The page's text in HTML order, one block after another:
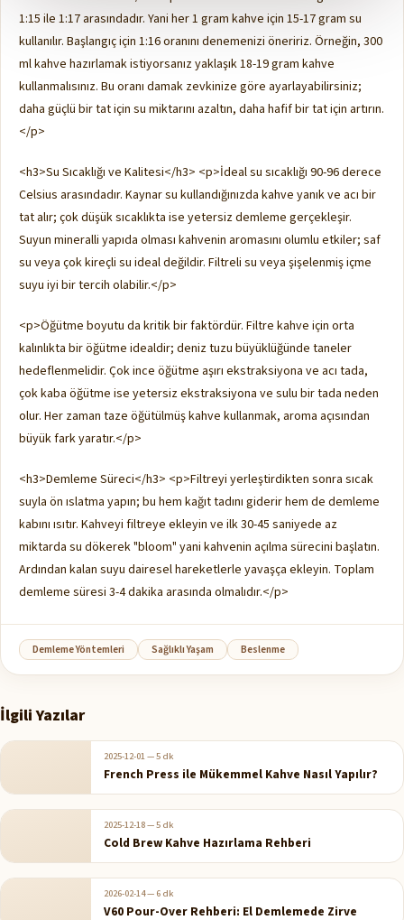
1:15 ile 1:17 arasındadır. Yani her 1 gram kahve için 15-17 gram su
kullanılır. Başlangıç için 1:16 oranını denemenizi öneririz. Örneğin, 300
ml kahve hazırlamak istiyorsanız yaklaşık 18-19 gram kahve
kullanmalısınız. Bu oranı damak zevkinize göre ayarlayabilirsiniz;
daha güçlü bir tat için su miktarını azaltın, daha hafif bir tat için artırın.
</p>
<h3>Su Sıcaklığı ve Kalitesi</h3> <p>İdeal su sıcaklığı 90-96 derece
Celsius arasındadır. Kaynar su kullandığınızda kahve yanık ve acı bir
tat alır; çok düşük sıcaklıkta ise yetersiz demleme gerçekleşir.
Suyun mineralli yapıda olması kahvenin aromasını olumlu etkiler; saf
su veya çok kireçli su ideal değildir. Filtreli su veya şişelenmiş içme
suyu iyi bir tercih olabilir.</p>
<p>Öğütme boyutu da kritik bir faktördür. Filtre kahve için orta
kalınlıkta bir öğütme idealdir; deniz tuzu büyüklüğünde taneler
hedeflenmelidir. Çok ince öğütme aşırı ekstraksiyona ve acı tada,
çok kaba öğütme ise yetersiz ekstraksiyona ve sulu bir tada neden
olur. Her zaman taze öğütülmüş kahve kullanmak, aroma açısından
büyük fark yaratır.</p>
<h3>Demleme Süreci</h3> <p>Filtreyi yerleştirdikten sonra sıcak
suyla ön ıslatma yapın; bu hem kağıt tadını giderir hem de demleme
kabını ısıtır. Kahveyi filtreye ekleyin ve ilk 30-45 saniyede az
miktarda su dökerek "bloom" yani kahvenin açılma sürecini başlatın.
Ardından kalan suyu dairesel hareketlerle yavaşça ekleyin. Toplam
demleme süresi 3-4 dakika arasında olmalıdır.</p>
Demleme Yöntemleri Sağlıklı Yaşam Beslenme
İlgili Yazılar
2025-12-01—5 dk
French Press ile Mükemmel Kahve Nasıl Yapılır?
2025-12-18—5 dk
Cold Brew Kahve Hazırlama Rehberi
2026-02-14— 6 dk
V60 Pour-Over Rehberi: El Demlemede Zirve